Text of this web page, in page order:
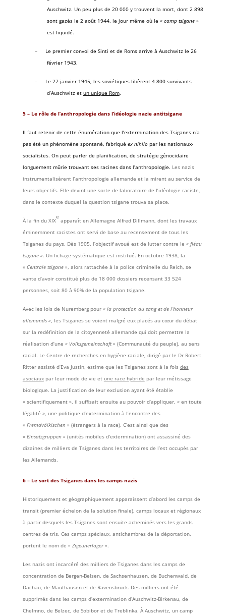
Auschwitz. Un peu plus de 20 000 y trouvent la mort, dont 2 898
sont gazés le 2 août 1944, le jour même où le « camp tsigane »
est liquidé.
–
Le premier convoi de Sinti et de Roms arrive à Auschwitz le 26
février 1943.
– Le 27 janvier 1945, les soviétiques libèrent 4 800 survivants
d’Auschwitz et un unique Rom.
5 – Le rôle de l’anthropologie dans l’idéologie nazie antitsigane
Il faut retenir de cette énumération que l’extermination des Tsiganes n’a
pas été un phénomène spontané, fabriqué ex nihilo par les nationaux-
socialistes. On peut parler de planification, de stratégie génocidaire
longuement mûrie trouvant ses racines dans l’anthro­pologie. Les nazis
instrumentalisèrent l’anthropologie allemande et la mirent au service de
leurs objectifs. Elle devint une sorte de laboratoire de l’idéologie raciste,
dans le contexte duquel la question tsigane trouva sa place.
À la fin du XIX
e
apparaît en Allemagne Alfred Dillmann, dont les travaux
éminemment racistes ont servi de base au recensement de tous les
Tsiganes du pays. Dès 1905, l’objectif avoué est de lutter contre le « fléau
tsigane ». Un fichage systématique est institué. En octobre 1938, la
« Centrale tsigane » , alors rattachée à la police criminelle du Reich, se
vante d’avoir constitué plus de 18 000 dossiers recensant 33 524
personnes, soit 80 à 90% de la population tsigane.
Avec les lois de Nuremberg pour « la protection du sang et de l’honneur
allemands » , les Tsiganes se voient malgré eux placés au cœur du débat
sur la redéfinition de la citoyenneté allemande qui doit permettre la
réalisation d’une « Volksgemeinschaft » (Communauté du peuple), au sens
racial. Le Centre de recherches en hygiène raciale, dirigé par le Dr Robert
Ritter assisté d’Eva Justin, estime que les Tsiganes sont à la fois des
asociauxpar leur mode de vie et une race hybride par leur métissage
biologique. La justification de leur exclusion ayant été établie
« scientifiquement », il suffisait ensuite au pouvoir d’appliquer, « en toute
légalité », une politique d’extermination à l’encontre des
« Fremdvölkischen » (étrangers à la race). C’est ainsi que des
« Einsatzgruppen » (unités mobiles d’extermination) ont assassiné des
dizaines de milliers de Tsiganes dans les territoires de l’est occupés par
les Allemands.
6 – Le sort des Tsiganes dans les camps nazis
Historiquement et géographiquement apparaissent d’abord les camps de
transit (premier échelon de la solution finale), camps locaux et régionaux
à partir desquels les Tsiganes sont ensuite acheminés vers les grands
centres de tris. Ces camps spéciaux, antichambres de la déportation,
portent le nom de « Zigeunerlager ».
Les nazis ont incarcéré des milliers de Tsiganes dans les camps de
concentration de Bergen-Belsen, de Sachsenhausen, de Buchenwald, de
Dachau, de Mauthausen et de Ravensbrück. Des milliers ont été
supprimés dans les camps d’extermination d’Auschwitz-Birkenau, de
Chelmno, de Belzec, de Sobibor et de Treblinka. À Auschwitz, un camp